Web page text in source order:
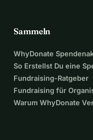
Sammeln
WhyDonate
So Erstellst Du eine
Fundraising-Ratgeber
Fundraising für
Warum WhyDonate